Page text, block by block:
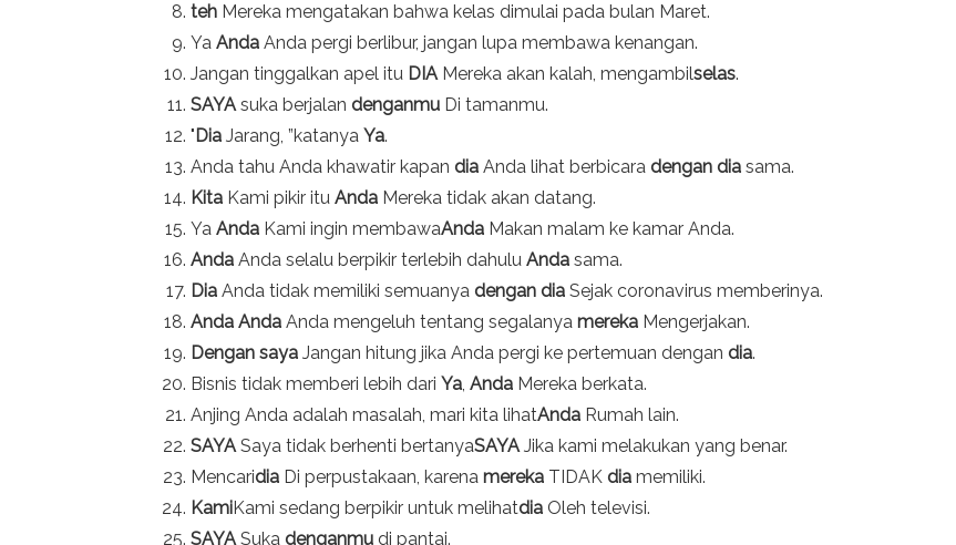
teh Mereka mengatakan bahwa kelas dimulai pada bulan Maret.
Ya Anda Anda pergi berlibur, jangan lupa membawa kenangan.
Jangan tinggalkan apel itu DIAMereka akan kalah, mengambilselas.
SAYAsuka berjalan denganmu Di tamanmu.
"Dia Jarang, ”katanya Ya.
Anda tahu Anda khawatir kapan dia Anda lihat berbicara dengan dia sama.
Kita Kami pikir itu Anda Mereka tidak akan datang.
Ya Anda Kami ingin membawaAnda Makan malam ke kamar Anda.
Anda Anda selalu berpikir terlebih dahulu Anda sama.
Dia Anda tidak memiliki semuanya dengan dia Sejak coronavirus memberinya.
Anda Anda Anda mengeluh tentang segalanya mereka Mengerjakan.
Dengan saya Jangan hitung jika Anda pergi ke pertemuan dengan dia.
Bisnis tidak memberi lebih dari Ya, Anda Mereka berkata.
Anjing Anda adalah masalah, mari kita lihatAnda Rumah lain.
SAYASaya tidak berhenti bertanyaSAYAJika kami melakukan yang benar.
Mencaridia Di perpustakaan, karena mereka TIDAK dia memiliki.
KamiKami sedang berpikir untuk melihatdia Oleh televisi.
SAYASuka denganmu di pantai.